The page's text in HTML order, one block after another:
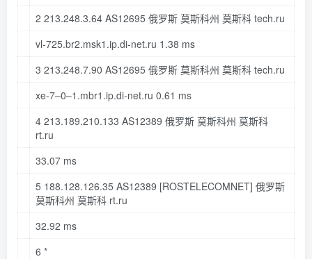
2 213.248.3.64 AS12695 俄罗斯 莫斯科州 莫斯科 tech.ru
vl-725.br2.msk1 .ip.di-net.ru 1.38 ms
3 213.248.7.90 AS12695 俄罗斯 莫斯科州 莫斯科 tech.ru
xe-7–0–1 .mbr1 .ip.di-net.ru 0.61 ms
4 213.189.210.133 AS12389 俄罗斯 莫斯科州 莫斯科
rt.ru
33.07 ms
5 188.128.126.35 AS12389 [ROSTELECOMNET] 俄罗斯
莫斯科州 莫斯科 rt.ru
32.92 ms
6 *